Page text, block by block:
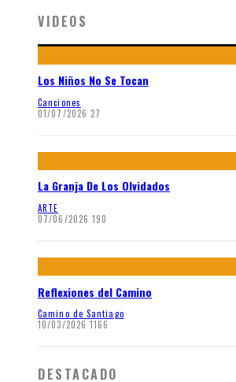
VIDEOS
Los Niños No Se Tocan
Canciones
01/07/2026 27
La Granja De Los Olvidados
ARTE
07/06/2026 190
Reflexiones del Camino
Camino de Santiago
10/03/2026 1166
DESTACADO